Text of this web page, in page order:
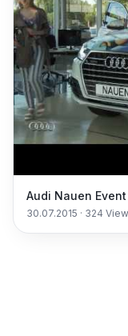
Audi
30.07.2015 · 324